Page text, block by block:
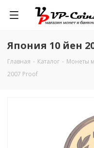
Япония 10 йен
Главная - Каталог - Монеты
2007 Proof